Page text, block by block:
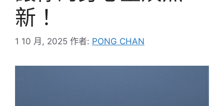
新！
1 10 月, 2025 作者: PONG CHAN